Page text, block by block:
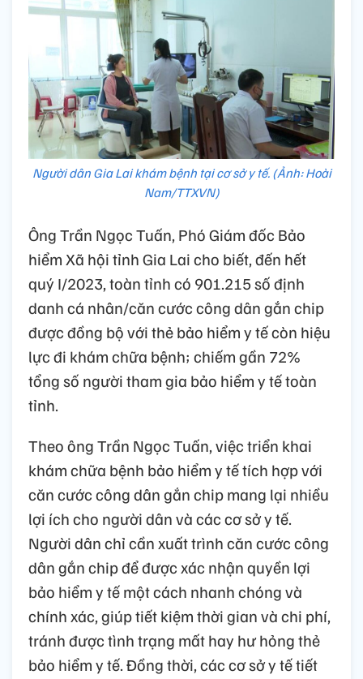
Người dân Gia Lai khám bệnh tại cơ sở y tế. (Ảnh: Hoài
Nam/TTXVN)
Ông Trần Ngọc Tuấn, Phó Giám đốc Bảo
hiểm Xã hội tỉnh Gia Lai cho biết, đến hết
quý I/2023, toàn tỉnh có 901.215 số định
danh cá nhân/căn cước công dân gắn chip
được đồng bộ với thẻ bảo hiểm y tế còn hiệu
lực đi khám chữa bệnh; chiếm gần 72%
tổng số người tham gia bảo hiểm y tế toàn
tỉnh.
Theo ông Trần Ngọc Tuấn, việc triển khai
khám chữa bệnh bảo hiểm y tế tích hợp với
căn cước công dân gắn chip mang lại nhiều
lợi ích cho người dân và các cơ sở y tế.
Người dân chỉ cần xuất trình căn cước công
dân gắn chip để được xác nhận quyền lợi
bảo hiểm y tế một cách nhanh chóng và
chính xác, giúp tiết kiệm thời gian và chi phí,
tránh được tình trạng mất hay hư hỏng thẻ
bảo hiểm y tế. Đồng thời, các cơ sở y tế tiết